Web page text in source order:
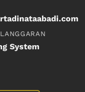
System